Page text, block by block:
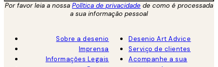
Por favor leia a nossa Política de privacidade de como é processada
a sua informação pessoal
Sobre a desenio
Imprensa
Informações Legais
Desenio Art Advice
Serviço de clientes
Acompanhe a sua